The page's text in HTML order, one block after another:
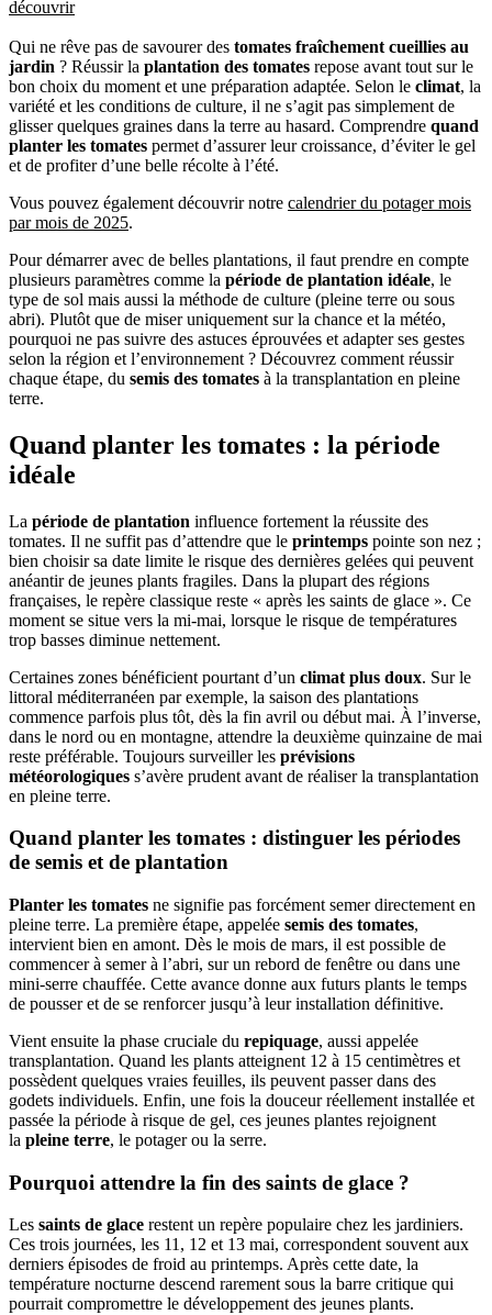
découvrir
Qui ne rêve pas de savourer des tomates fraîchement cueillies au
jardin ? Réussir la plantation des tomates repose avant tout sur le
bon choix du moment et une préparation adaptée. Selon le climat, la
variété et les conditions de culture, il ne s’agit pas simplement de
glisser quelques graines dans la terre au hasard. Comprendre quand
planter les tomates permet d’assurer leur croissance, d’éviter le gel
et de profiter d’une belle récolte à l’été.
Vous pouvez également découvrir notre calendrier du potager mois
par mois de 2025.
Pour démarrer avec de belles plantations, il faut prendre en compte
plusieurs paramètres comme la période de plantation idéale, le
type de sol mais aussi la méthode de culture (pleine terre ou sous
abri). Plutôt que de miser uniquement sur la chance et la météo,
pourquoi ne pas suivre des astuces éprouvées et adapter ses gestes
selon la région et l’environnement ? Découvrez comment réussir
chaque étape, du semis des tomates à la transplantation en pleine
terre.
Quand planter les tomates : la période
idéale
La période de plantation influence fortement la réussite des
tomates. Il ne suffit pas d’attendre que le printemps pointe son nez ;
bien choisir sa date limite le risque des dernières gelées qui peuvent
anéantir de jeunes plants fragiles. Dans la plupart des régions
françaises, le repère classique reste « après les saints de glace ». Ce
moment se situe vers la mi-mai, lorsque le risque de températures
trop basses diminue nettement.
Certaines zones bénéficient pourtant d’un climat plus doux. Sur le
littoral méditerranéen par exemple, la saison des plantations
commence parfois plus tôt, dès la fin avril ou début mai. À l’inverse,
dans le nord ou en montagne, attendre la deuxième quinzaine de mai
reste préférable. Toujours surveiller les prévisions
météorologiques s’avère prudent avant de réaliser la transplantation
en pleine terre.
Quand planter les tomates : distinguer les périodes
de semis et de plantation
Planter les tomates ne signifie pas forcément semer directement en
pleine terre. La première étape, appelée semis des tomates,
intervient bien en amont. Dès le mois de mars, il est possible de
commencer à semer à l’abri, sur un rebord de fenêtre ou dans une
mini-serre chauffée. Cette avance donne aux futurs plants le temps
de pousser et de se renforcer jusqu’à leur installation définitive.
Vient ensuite la phase cruciale du repiquage, aussi appelée
transplantation. Quand les plants atteignent 12 à 15 centimètres et
possèdent quelques vraies feuilles, ils peuvent passer dans des
godets individuels. Enfin, une fois la douceur réellement installée et
passée la période à risque de gel, ces jeunes plantes rejoignent
la pleine terre, le potager ou la serre.
Pourquoi attendre la fin des saints de glace ?
Les saints de glace restent un repère populaire chez les jardiniers.
Ces trois journées, les 11, 12 et 13 mai, correspondent souvent aux
derniers épisodes de froid au printemps. Après cette date, la
température nocturne descend rarement sous la barre critique qui
pourrait compromettre le développement des jeunes plants.